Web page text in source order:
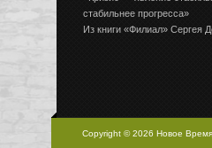
стабильнее прогресса»
Из книги «Филиал» Сергея
Copyright © 2026 Новое